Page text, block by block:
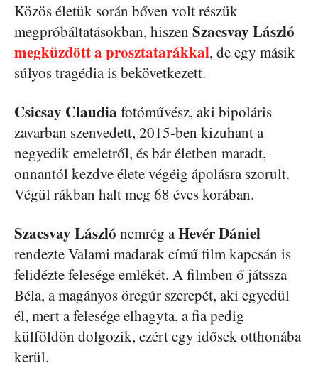
Közös életük során bőven volt részük
megpróbáltatásokban, hiszen Szacsvay László
megküzdött a prosztatarákkal, de egy másik
súlyos tragédia is bekövetkezett.
Csicsay Claudia fotóművész, aki bipoláris
zavarban szenvedett, 2015-ben kizuhant a
negyedik emeletről, és bár életben maradt,
onnantól kezdve élete végéig ápolásra szorult.
Végül rákban halt meg 68 éves korában.
Szacsvay László nemrég aHevér Dániel
rendezte Valami madarak című film kapcsán is
felidézte felesége emlékét. A filmben ő játssza
Béla, a magányos öregúr szerepét, aki egyedül
él, mert a felesége elhagyta, a fia pedig
külföldön dolgozik, ezért egy idősek otthonába
kerül.